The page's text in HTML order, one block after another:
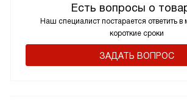
Есть вопросы о
Наш специалист постарается ответить
короткие сроки
ЗАДАТЬ ВОПРОС